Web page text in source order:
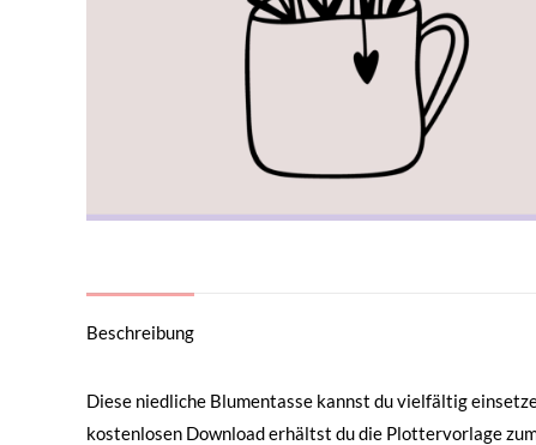
Beschreibung
Diese niedliche Blumentasse kannst du vielfältig
kostenlosen Download erhältst du die Plottervorlage